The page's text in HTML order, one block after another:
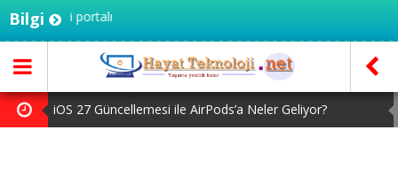
Bilgiportalı
iOS 27 Güncellemesi ile AirPods’a Neler Geliyor?